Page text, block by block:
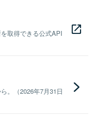
取得できる公式API
。（2026年7月31日